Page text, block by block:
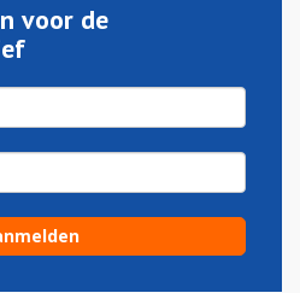
voor de